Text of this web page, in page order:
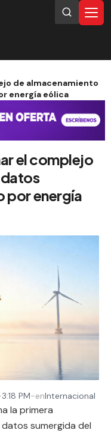
de almacenamiento
energía eólica
el complejo
por energía
3:18 PM-enInternacional
la primera
sumergida del